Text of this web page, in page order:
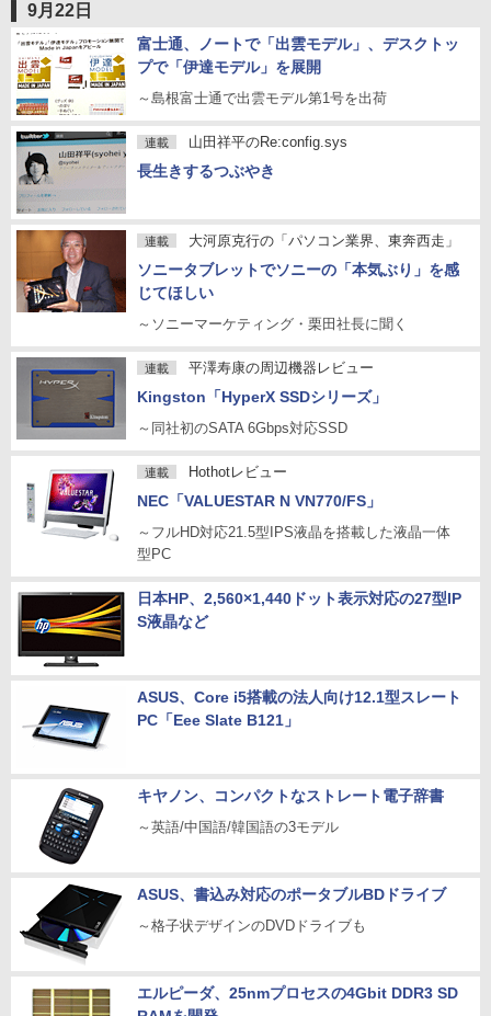
9月22日
富士通、ノートで「出雲モデル」、デスクトッ
プで「伊達モデル」を展開
～島根富士通で出雲モデル第1号を出荷
連載 山田祥平のRe:config.sys
長生きするつぶやき
連載 大河原克行の「パソコン業界、東奔西走」
ソニータブレットでソニーの「本気ぶり」を感
じてほしい
～ソニーマーケティング・栗田社長に聞く
連載 平澤寿康の周辺機器レビュー
Kingston「HyperX SSDシリーズ」
～同社初のSATA 6Gbps対応SSD
連載 Hothotレビュー
NEC「VALUESTAR N VN770/FS」
～フルHD対応21.5型IPS液晶を搭載した液晶一体
型PC
日本HP、2,560×1,440ドット表示対応の27型IP
S液晶など
ASUS、Core i5搭載の法人向け12.1型スレート
PC「Eee Slate B121」
キヤノン、コンパクトなストレート電子辞書
～英語/中国語/韓国語の3モデル
ASUS、書込み対応のポータブルBDドライブ
～格子状デザインのDVDドライブも
エルピーダ、25nmプロセスの4Gbit DDR3 SD